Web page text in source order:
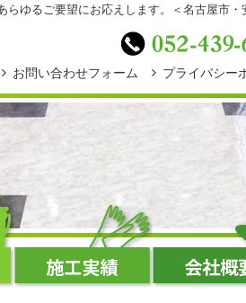
ゆるご要望にお応えします。＜名古屋市・
お問い合わせフォーム プライバシー